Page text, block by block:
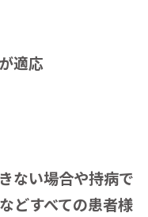
適応
ない場合や持病で
どすべての患者様